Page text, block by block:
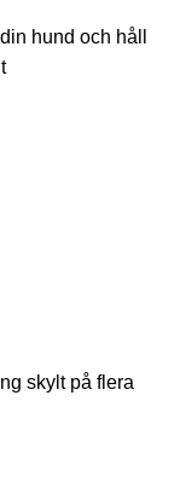
hund och håll
skylt på flera